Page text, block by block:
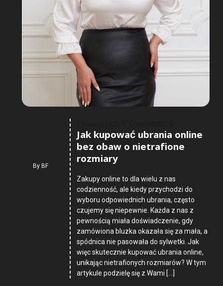
ByBF
Jak kupować ubrania online
bez obaw o nietrafione
rozmiary
Zakupy online to dla wielu z nas
codzienność, ale kiedy przychodzi do
wyboru odpowiednich ubrania, często
czujemy się niepewnie. Każda z nas z
pewnością miała doświadczenie, gdy
zamówiona bluzka okazała się za mała, a
spódnica nie pasowała do sylwetki. Jak
więc skutecznie kupować ubrania online,
unikając nietrafionych rozmiarów? W tym
artykule podzielę się z Wami […]